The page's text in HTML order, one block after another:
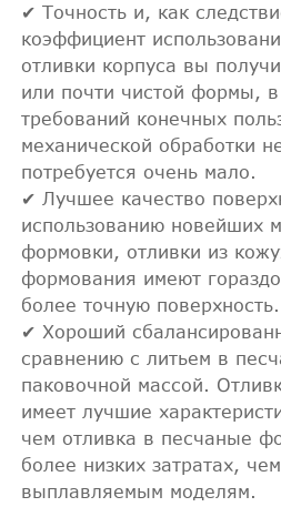
✔ Точность и, как
коэффициент
отливки корпуса вы
или почти чистой формы, в
требований конечных
механической обработки
потребуется очень мало.
✔ Лучшее качество
использованию новейших
формовки, отливки из
формования имеют
более точную поверхность.
✔ Хороший
сравнению с литьем в
паковочной массой.
имеет лучшие
чем отливка в песчаные
более низких затратах,
выплавляемым моделям.